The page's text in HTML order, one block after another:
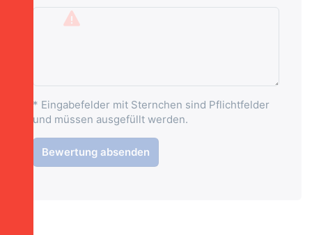
* Eingabefelder mit Sternchen sind Pflichtfelder
und müssen ausgefüllt werden.
Bewertung absenden